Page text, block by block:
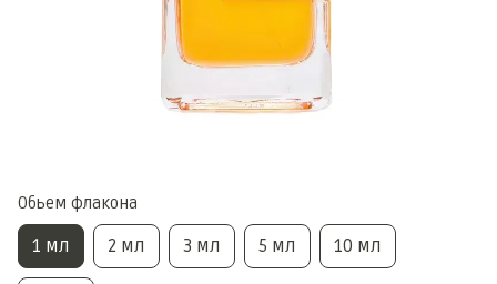
Обьем флакона
1 мл 2 мл 3 мл 5 мл 10 мл